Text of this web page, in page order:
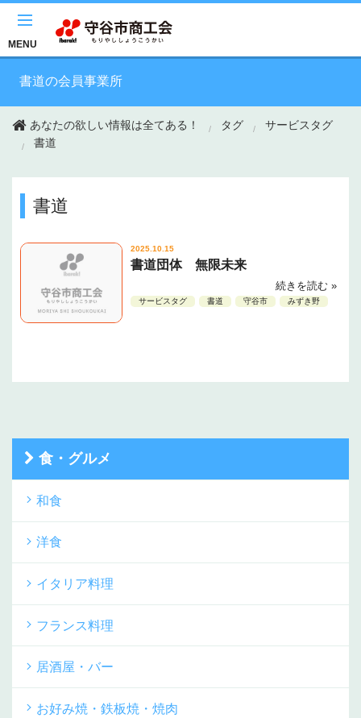
MENU
書道の会員事業所
あなたの欲しい情報は全てある！ タグ
サービスタグ
書道
書道
2025.10.15
書道団体 無限未来
続きを読む »
サービスタグ 書道 守谷市 みずき野
食・グルメ
和食
洋食
イタリア料理
フランス料理
居酒屋・バー
お好み焼・鉄板焼・焼肉